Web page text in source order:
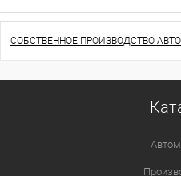
СОБСТВЕННОЕ ПРОИЗВОДСТВО